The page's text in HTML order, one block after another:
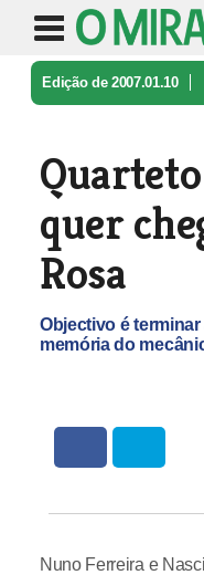
Edição de 2007.01.10
quer
Rosa
Objectivo é
memória do
Nuno Ferreira e